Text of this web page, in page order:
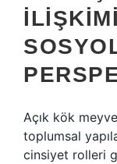
Açık kök
toplumsal
cinsiyet rolleri